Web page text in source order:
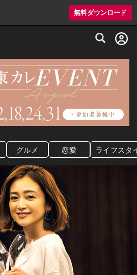
無料ダウンロード
グルメ情報・プレミアムレストラン予約
グルメ 恋愛 ライフスタ